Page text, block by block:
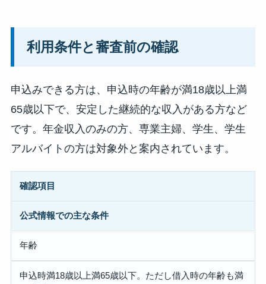
利用条件と審査前の確認
申込みできる方は、申込時の年齢が満18歳以上満
65歳以下で、安定した継続的な収入がある方など
です。年金収入のみの方、専業主婦、学生、学生
アルバイトの方は対象外と案内されています。
確認項目
公式情報での主な条件
年齢
申込時満18歳以上満65歳以下。ただし借入時の年齢も満